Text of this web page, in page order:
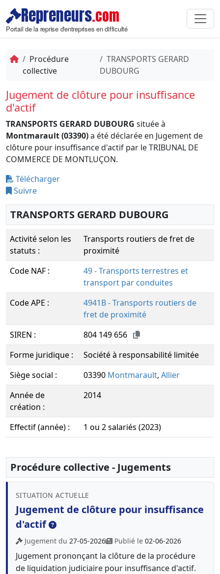
Repreneurs.com
Portail de la reprise d'entreprises en difficulté
Procédure
collective
TRANSPORTS GERARD
DUBOURG
Jugement de clôture pour insuffisance
d'actif
TRANSPORTS GERARD DUBOURG située à
Montmarault (03390)a été déclarée en Jugement de
clôture pour insuffisance d'actif par le TRIBUNAL DE
COMMERCE DE MONTLUÇON.
Télécharger
Suivre
TRANSPORTS GERARD DUBOURG
Activité selon les
statuts :
Transports routiers de fret de
proximité
Code NAF :
49 - Transports terrestres et
transport par conduites
Code APE :
4941B - Transports routiers de
fret de proximité
SIREN :
804 149 656
Forme juridique :
Société à responsabilité limitée
Siège social :
03390 Montmarault, Allier
Année de
création :
2014
Effectif (année) : 1 ou 2 salariés (2023)
Procédure collective - Jugements
SITUATION ACTUELLE
Jugement de clôture pour insuffisance
d'actif
Jugement du 27-05-2026 Publié le 02-06-2026
Jugement prononçant la clôture de la procédure
de liquidation judiciaire pour insuffisance d'actif.